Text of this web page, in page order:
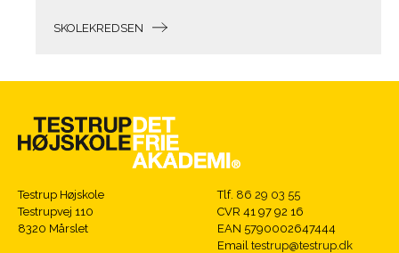
SKOLEKREDSEN
Testrup Højskole
Testrupvej 110
8320 Mårslet
Tlf. 86 29 03 55
CVR 41 97 92 16
EAN 5790002647444
Email testrup@testrup.dk